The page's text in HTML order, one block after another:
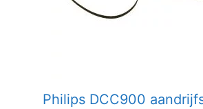
Philips DCC900